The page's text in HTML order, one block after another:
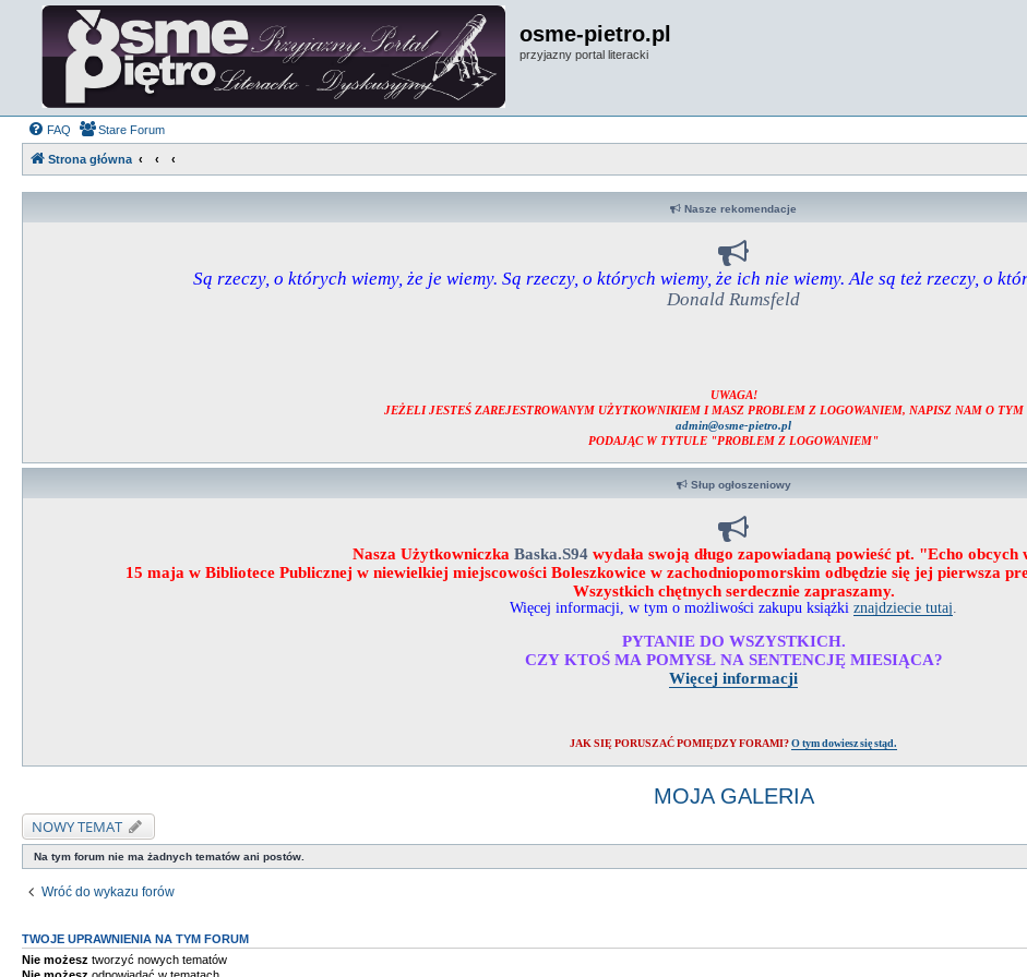
osme-pietro.pl
przyjazny portal literacki
FAQ Stare Forum
Strona główna
Nasze rekomendacje
Są rzeczy, o których wiemy, że je wiemy. Są rzeczy, o których wiemy, że ich nie wiemy. Ale są też rzeczy, o
Donald Rumsfeld
UWAGA!
JEŻELI JESTEŚ ZAREJESTROWANYM UŻYTKOWNIKIEM I MASZ PROBLEM Z LOGOWANIEM, NAPISZ NAM O
admin@osme-pietro.pl
PODAJĄC W TYTULE "PROBLEM Z LOGOWANIEM"
Słup ogłoszeniowy
Nasza Użytkowniczka Baska.S94 wydała swoją długo zapowiadaną powieść pt. "Echo obcych
15 maja w Bibliotece Publicznej w niewielkiej miejscowości Boleszkowice w zachodniopomorskim odbędzie się jej pierwsza
Wszystkich chętnych serdecznie zapraszamy.
Więcej informacji, w tym o możliwości zakupu książki znajdziecie tutaj
PYTANIE DO WSZYSTKICH.
CZY KTOŚ MA POMYSŁ NA SENTENCJĘ MIESIĄCA?
Więcej informacji
JAK SIĘ PORUSZAĆ POMIĘDZY FORAMI? O tym dowiesz się stąd.
MOJA GALERIA
NOWY TEMAT
Na tym forum nie ma żadnych tematów ani postów.
Wróć do wykazu forów
TWOJE UPRAWNIENIA NA TYM FORUM
Nie możesz tworzyć nowych tematów